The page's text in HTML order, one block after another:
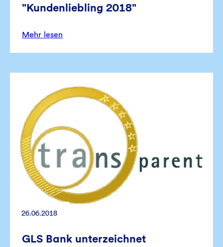
"Kundenliebling 2018"
Mehr lesen
26.06.2018
GLS Bank unterzeichnet